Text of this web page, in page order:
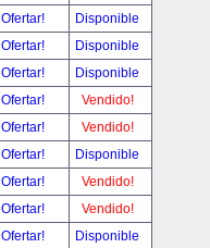
Ofertar!
Disponible
Ofertar!
Disponible
Ofertar!
Disponible
Ofertar!
Vendido!
Ofertar!
Vendido!
Ofertar!
Disponible
Ofertar!
Vendido!
Ofertar!
Vendido!
Ofertar! Disponible